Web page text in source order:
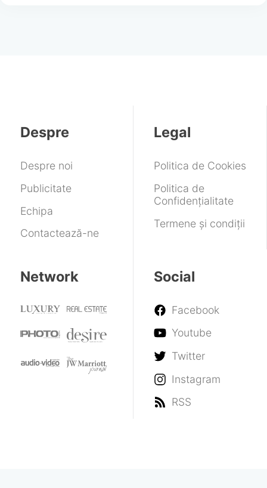
Despre
Despre noi
Publicitate
Echipa
Contactează-ne
Legal
Politica de Cookies
Politica de
Confidențialitate
Termene și condiții
Network Social
Facebook
Youtube
Twitter
Instagram
RSS